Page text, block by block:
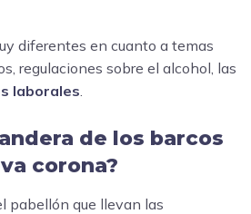
diferentes en cuanto a temas
regulaciones sobre el alcohol, las
laborales
de los barcos
corona?
pabellón que llevan las